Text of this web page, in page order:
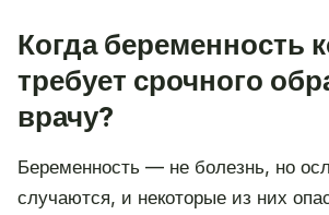
Когда беременность
требует срочного
врачу?
Беременность — не болезнь, но
случаются, и некоторые из них